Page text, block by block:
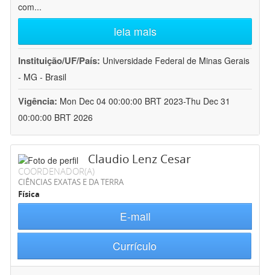
com...
leia mais
Instituição/UF/País: Universidade Federal de Minas Gerais
- MG - Brasil
Vigência: Mon Dec 04 00:00:00 BRT 2023-Thu Dec 31
00:00:00 BRT 2026
Claudio Lenz Cesar
COORDENADOR(A)
CIÊNCIAS EXATAS E DA TERRA
Física
E-mail
Currículo